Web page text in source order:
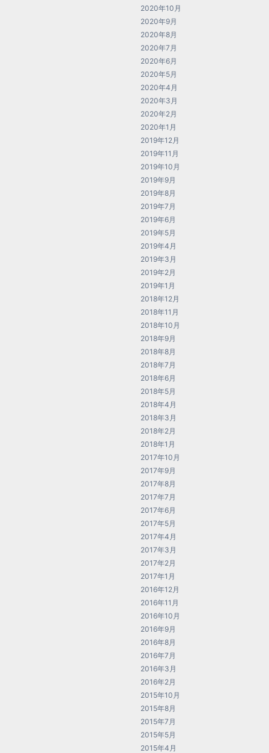
2020年10月
2020年9月
2020年8月
2020年7月
2020年6月
2020年5月
2020年4月
2020年3月
2020年2月
2020年1月
2019年12月
2019年11月
2019年10月
2019年9月
2019年8月
2019年7月
2019年6月
2019年5月
2019年4月
2019年3月
2019年2月
2019年1月
2018年12月
2018年11月
2018年10月
2018年9月
2018年8月
2018年7月
2018年6月
2018年5月
2018年4月
2018年3月
2018年2月
2018年1月
2017年10月
2017年9月
2017年8月
2017年7月
2017年6月
2017年5月
2017年4月
2017年3月
2017年2月
2017年1月
2016年12月
2016年11月
2016年10月
2016年9月
2016年8月
2016年7月
2016年3月
2016年2月
2015年10月
2015年8月
2015年7月
2015年5月
2015年4月